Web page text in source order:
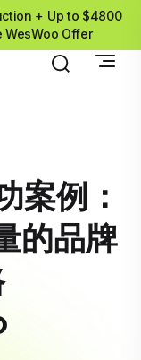
+ Up to $4800
WesWoo Offer
案例：
的品牌